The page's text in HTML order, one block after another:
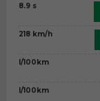
8.9 s
218 km/h
l/100km
l/100km